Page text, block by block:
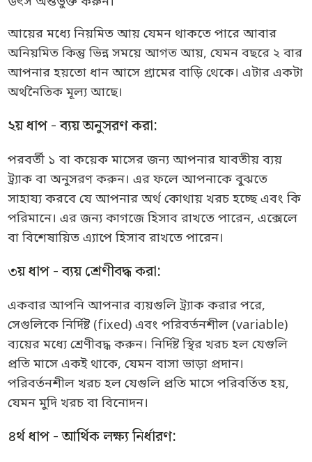
আয়ের মধ্যে নিয়মিত আয় যেমন থাকতে পারে আবার
অনিয়মিত কিন্তু ভিন্ন সময়ে আগত আয়, যেমন বছরে ২ বার
আপনার হয়তো ধান আসে গ্রামের বাড়ি থেকে। এটার একটা
অর্থনৈতিক মূল্য আছে।
২য় ধাপ - ব্যয় অনুসরণ করা:
পরবর্তী ১ বা কয়েক মাসের জন্য আপনার যাবতীয় ব্যয়
ট্র্যাক বা অনুসরণ করুন। এর ফলে আপনাকে বুঝতে
সাহায্য করবে যে আপনার অর্থ কোথায় খরচ হচ্ছে এবং কি
পরিমানে। এর জন্য কাগজে হিসাব রাখতে পারেন, এক্সেলে
বা বিশেষায়িত এ্যাপে হিসাব রাখতে পারেন।
৩য় ধাপ - ব্যয় শ্রেণীবদ্ধ করা:
একবার আপনি আপনার ব্যয়গুলি ট্র্যাক করার পরে,
সেগুলিকে নির্দিষ্ট (fixed) এবং পরিবর্তনশীল (variable)
ব্যয়ের মধ্যে শ্রেণীবদ্ধ করুন। নির্দিষ্ট স্থির খরচ হল যেগুলি
প্রতি মাসে একই থাকে, যেমন বাসা ভাড়া প্রদান।
পরিবর্তনশীল খরচ হল যেগুলি প্রতি মাসে পরিবর্তিত হয়,
যেমন মুদি খরচ বা বিনোদন।
৪র্থ ধাপ - আর্থিক লক্ষ্য নির্ধারণ: